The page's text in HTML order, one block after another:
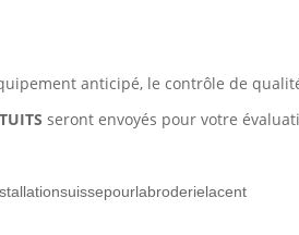
anticipé, le contrôle de
seront envoyés pour votre